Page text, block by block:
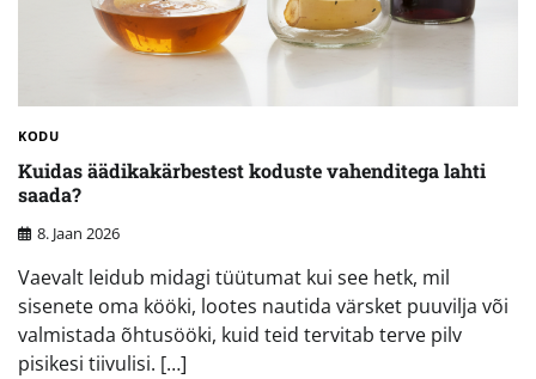
KODU
Kuidas äädikakärbestest koduste vahenditega lahti
saada?
8. Jaan 2026
Vaevalt leidub midagi tüütumat kui see hetk, mil
sisenete oma kööki, lootes nautida värsket puuvilja või
valmistada õhtusööki, kuid teid tervitab terve pilv
pisikesi tiivulisi. […]